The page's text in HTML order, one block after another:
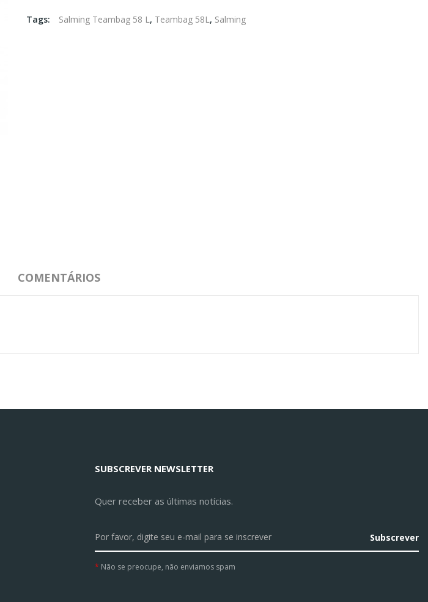
Tags: Salming Teambag 58 L , Teambag 58L , Salming
COMENTÁRIOS
SUBSCREVER NEWSLETTER
Quer receber as últimas notícias.
Subscrever
Não se preocupe, não enviamos spam